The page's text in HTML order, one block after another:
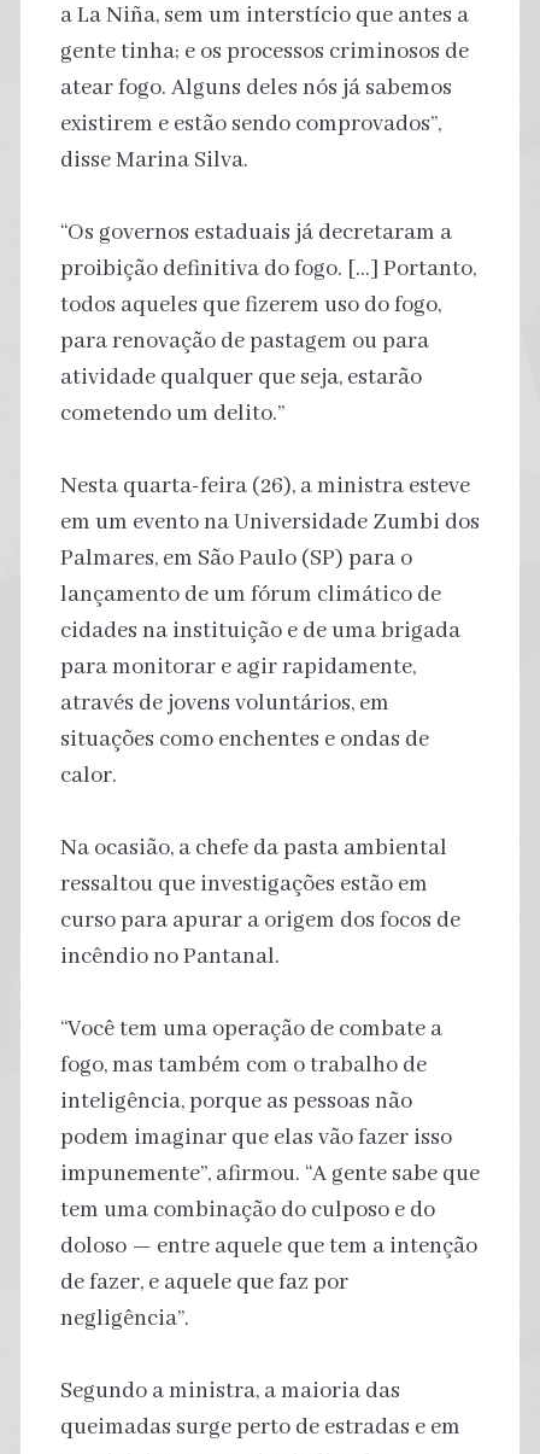
a La Niña, sem um interstício que antes a
gente tinha; e os processos criminosos de
atear fogo. Alguns deles nós já sabemos
existirem e estão sendo comprovados”,
disse Marina Silva.
“Os governos estaduais já decretaram a
proibição definitiva do fogo. […] Portanto,
todos aqueles que fizerem uso do fogo,
para renovação de pastagem ou para
atividade qualquer que seja, estarão
cometendo um delito.”
Nesta quarta-feira (26), a ministra esteve
em um evento na Universidade Zumbi dos
Palmares, em São Paulo (SP) para o
lançamento de um fórum climático de
cidades na instituição e de uma brigada
para monitorar e agir rapidamente,
através de jovens voluntários, em
situações como enchentes e ondas de
calor.
Na ocasião, a chefe da pasta ambiental
ressaltou que investigações estão em
curso para apurar a origem dos focos de
incêndio no Pantanal.
“Você tem uma operação de combate a
fogo, mas também com o trabalho de
inteligência, porque as pessoas não
podem imaginar que elas vão fazer isso
impunemente”, afirmou. “A gente sabe que
tem uma combinação do culposo e do
doloso — entre aquele que tem a intenção
de fazer, e aquele que faz por
negligência”.
Segundo a ministra, a maioria das
queimadas surge perto de estradas e em